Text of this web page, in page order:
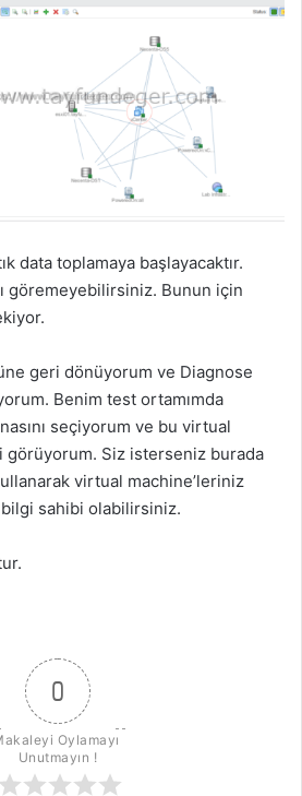
data toplamaya başlayacaktır.
göremeyebilirsiniz. Bunun için
geri dönüyorum ve Diagnose
Benim test ortamımda
seçiyorum ve bu virtual
görüyorum. Siz isterseniz burada
virtual machine’leriniz
bilgi sahibi olabilirsiniz.
0
Oylamayı
Unutmayın !